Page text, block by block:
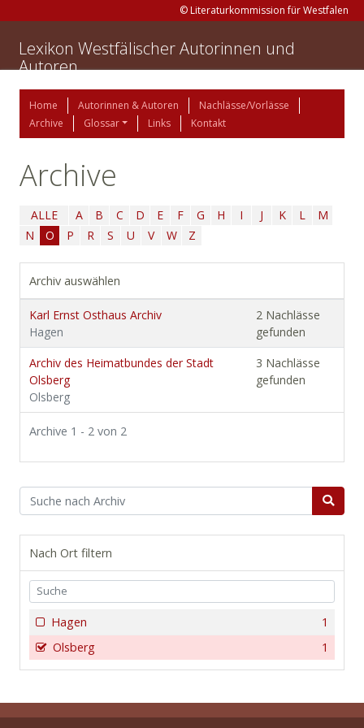
© Literaturkommission für Westfalen
Lexikon Westfälischer Autorinnen und
Autoren
Home Autorinnen & Autoren
Nachlässe/Vorlässe
Archive
Glossar Links Kontakt
Archive
ALLE A B C D E F G H I J K L
M
N
O P R S U V W Z
Archiv auswählen
Karl Ernst Osthaus Archiv
Hagen
2 Nachlässe
gefunden
Archiv des Heimatbundes der Stadt
Olsberg
Olsberg
3 Nachlässe
gefunden
Archive 1 - 2 von 2
Nach Ort filtern
1
Hagen
1
Olsberg